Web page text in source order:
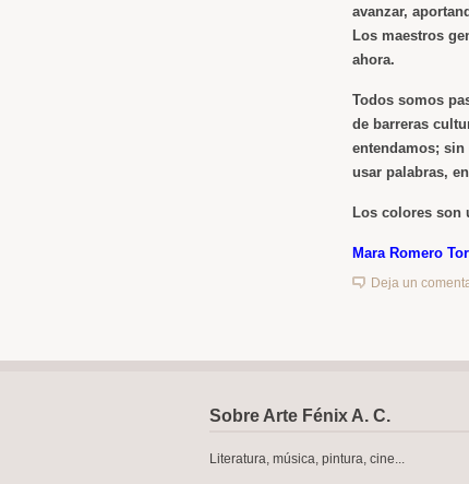
avanzar,
Los maestros
ahora.
Todos somos
de barreras
entendamos;
usar palabras,
Los colores son
Mara Romero
Deja un
Sobre Arte Fénix A. C.
Literatura, música, pintura, cine...